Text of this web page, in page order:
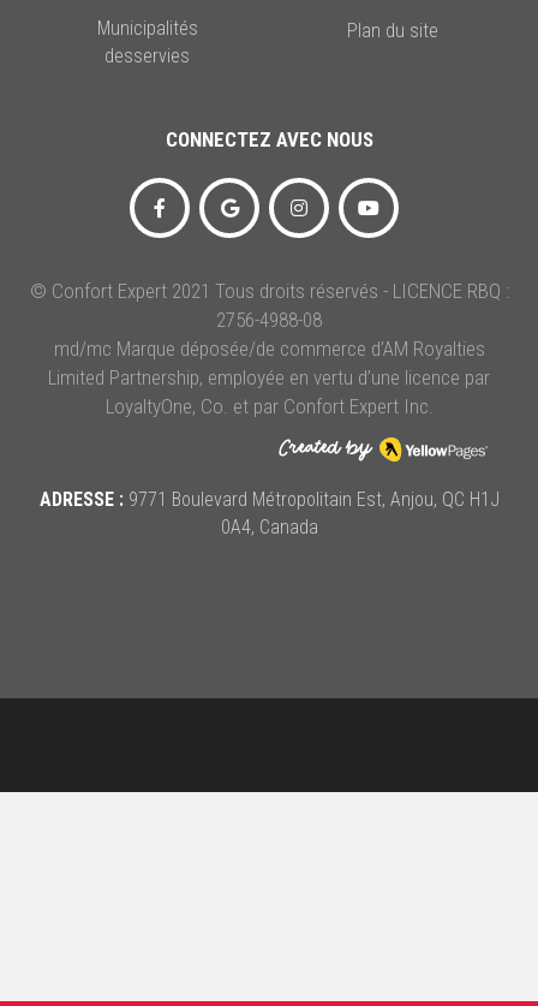
Municipalités
desservies
Plan du site
CONNECTEZ AVEC NOUS
© Confort Expert 2021 Tous droits réservés - LICENCE RBQ :
2756-4988-08
md/mc Marque déposée/de commerce d’AM Royalties
Limited Partnership, employée en vertu d’une licence par
LoyaltyOne, Co. et par Confort Expert Inc.
ADRESSE :9771 Boulevard Métropolitain Est, Anjou, QC H1J
0A4, Canada